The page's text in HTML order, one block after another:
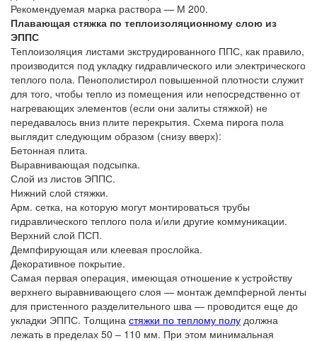
Рекомендуемая марка раствора — М 200.
Плавающая стяжка по теплоизоляционному слою из
ЭППС
Теплоизоляция листами экструдированного ППС, как правило,
производится под укладку гидравлического или электрического
теплого пола. Пенополистирол повышенной плотности служит
для того, чтобы тепло из помещения или непосредственно от
нагревающих элементов (если они залиты стяжкой) не
передавалось вниз плите перекрытия. Схема пирога пола
выглядит следующим образом (снизу вверх):
Бетонная плита.
Выравнивающая подсыпка.
Слой из листов ЭППС.
Нижний слой стяжки.
Арм. сетка, на которую могут монтироваться трубы
гидравлического теплого пола и/или другие коммуникации.
Верхний слой ПСП.
Демпфирующая или клеевая прослойка.
Декоративное покрытие.
Самая первая операция, имеющая отношение к устройству
верхнего выравнивающего слоя — монтаж демпферной ленты
для пристенного разделительного шва — проводится еще до
укладки ЭППС. Толщина стяжки по теплому полу должна
лежать в пределах 50 – 110 мм. При этом минимальная